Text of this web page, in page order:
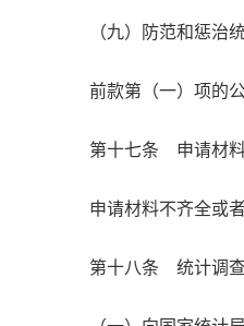
（九）防范和惩治
前款第（一）项的
第十七条 申请材
申请材料不齐全或
第十八条 统计调